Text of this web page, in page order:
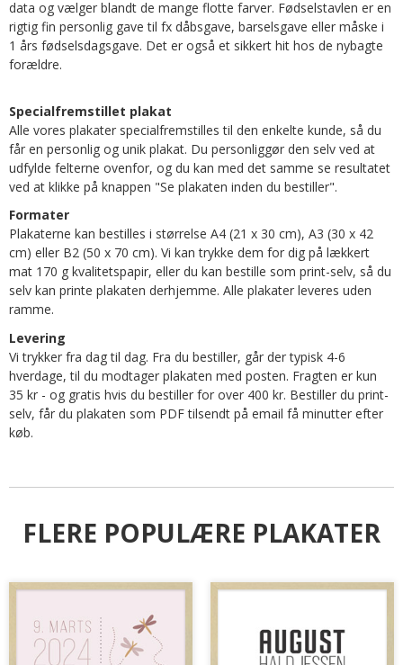
data og vælger blandt de mange flotte farver. Fødselstavlen er en
rigtig fin personlig gave til fx dåbsgave, barselsgave eller måske i
1 års fødselsdagsgave. Det er også et sikkert hit hos de nybagte
forældre.
Specialfremstillet plakat
Alle vores plakater specialfremstilles til den enkelte kunde, så du
får en personlig og unik plakat. Du personliggør den selv ved at
udfylde felterne ovenfor, og du kan med det samme se resultatet
ved at klikke på knappen "Se plakaten inden du bestiller".
Formater
Plakaterne kan bestilles i størrelse A4 (21 x 30 cm), A3 (30 x 42
cm) eller B2 (50 x 70 cm). Vi kan trykke dem for dig på lækkert
mat 170 g kvalitetspapir, eller du kan bestille som print-selv, så du
selv kan printe plakaten derhjemme. Alle plakater leveres uden
ramme.
Levering
Vi trykker fra dag til dag. Fra du bestiller, går der typisk 4-6
hverdage, til du modtager plakaten med posten. Fragten er kun
35 kr - og gratis hvis du bestiller for over 400 kr. Bestiller du print-
selv, får du plakaten som PDF tilsendt på email få minutter efter
køb.
FLERE POPULÆRE PLAKATER